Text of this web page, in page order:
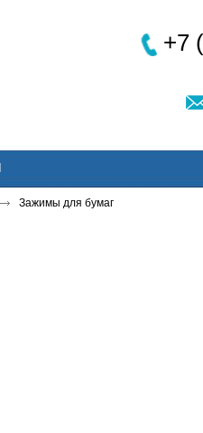
+7
Зажимы для бумаг